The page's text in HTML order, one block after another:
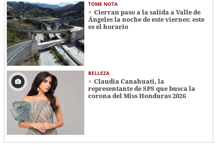
TOME NOTA
Cierran paso a la salida a Valle de
Ángeles la noche de este viernes: este
es el horario
BELLEZA
Claudia Canahuati, la
representante de SPS que busca la
corona del Miss Honduras 2026